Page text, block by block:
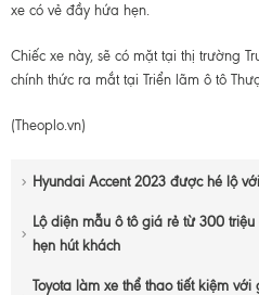
xe có vẻ đầy hứa hẹn.
Chiếc xe này, sẽ có mặt tại thị trường
chính thức ra mắt tại Triển lãm ô tô
(Theoplo.vn)
Hyundai Accent 2023 được hé lộ
Lộ diện mẫu ô tô giá rẻ từ 300
hẹn hút khách
Toyota làm xe thể thao tiết kiệm